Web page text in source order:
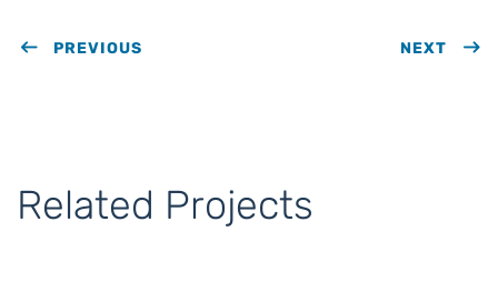
PREVIOUS NEXT
Related Projects